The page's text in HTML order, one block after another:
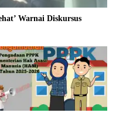
Warnai Diskursus